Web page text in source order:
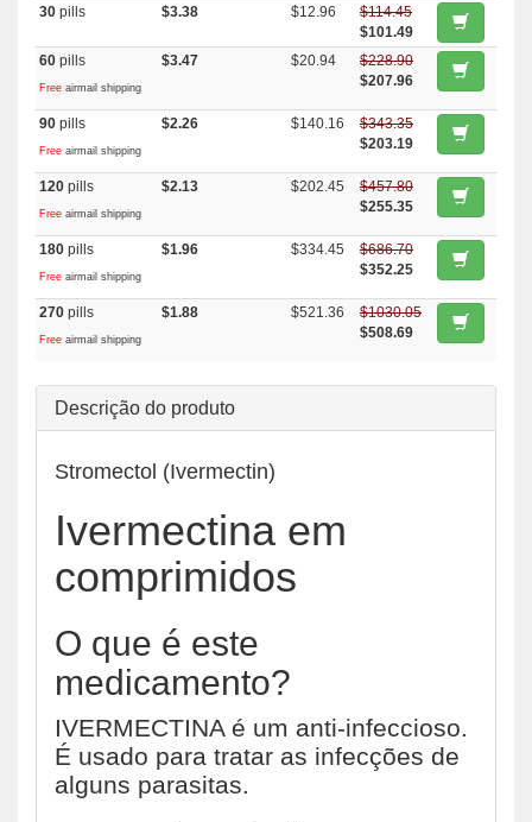
30 pills $3.38 $12.96
$114.45
$101.49
60 pills
Free airmail shipping
$3.47 $20.94
$228.90
$207.96
90 pills
Free airmail shipping
$2.26 $140.16
$343.35
$203.19
120 pills
Free airmail shipping
$2.13 $202.45
$457.80
$255.35
180 pills
Free airmail shipping
$1.96 $334.45
$686.70
$352.25
270 pills
Free airmail shipping
$1.88 $521.36
$1030.05
$508.69
Descrição do produto
Stromectol (Ivermectin)
Ivermectina em
comprimidos
O que é este
medicamento?
IVERMECTINA é um anti-infeccioso.
É usado para tratar as infecções de
alguns parasitas.